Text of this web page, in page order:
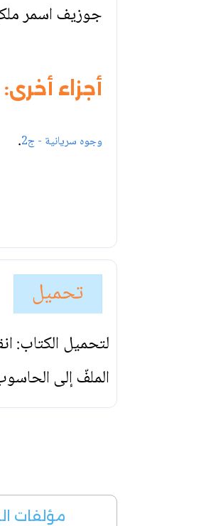
جوزيف اسمر
أجزاء أخرى:
وجوه سريانية - ج2 .
تحميل
لتحميل الكتاب:
الملفّ إلى
مؤلفات